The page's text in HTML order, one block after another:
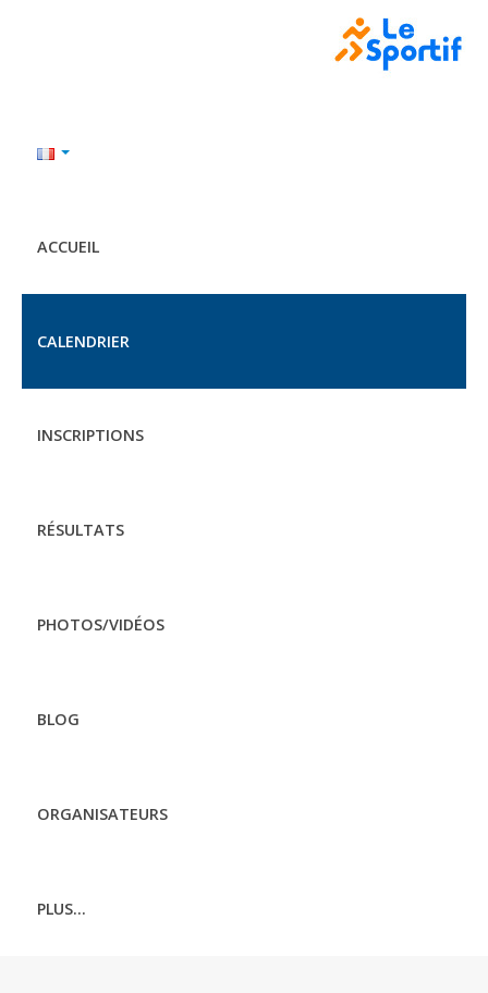
ACCUEIL
CALENDRIER
INSCRIPTIONS
RÉSULTATS
PHOTOS/VIDÉOS
BLOG
ORGANISATEURS
PLUS...